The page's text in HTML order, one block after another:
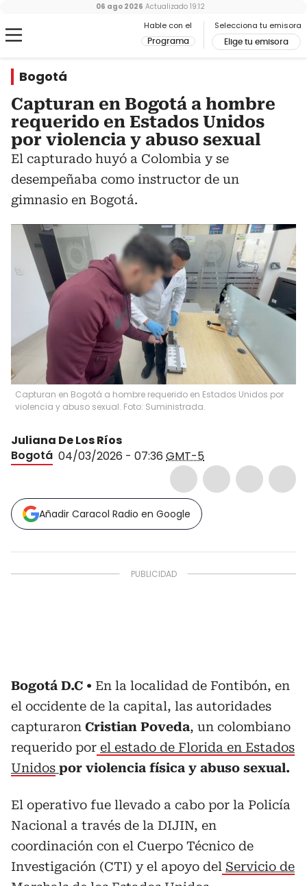
Hable con el
Programa
Selecciona tu emisora
Elige tu emisora
06 ago 2026 Actualizado 19:12
Bogotá
Capturan en Bogotá a hombre
requerido en Estados Unidos
por violencia y abuso sexual
El capturado huyó a Colombia y se
desempeñaba como instructor de un
gimnasio en Bogotá.
Capturan en Bogotá a hombre requerido en Estados Unidos por
violencia y abuso sexual. Foto: Suministrada.
Juliana De Los Ríos
Bogotá 04/03/2026 - 07:36 GMT-5
Añadir Caracol Radio en Google
Bogotá D.C
En la localidad de Fontibón, en
el occidente de la capital, las autoridades
capturaron Cristian Poveda, un colombiano
requerido por el estado de Florida en Estados
Unidos por violencia física y abuso sexual.
El operativo fue llevado a cabo por la Policía
Nacional a través de la DIJIN, en
coordinación con el Cuerpo Técnico de
Investigación (CTI) y el apoyo del Servicio de